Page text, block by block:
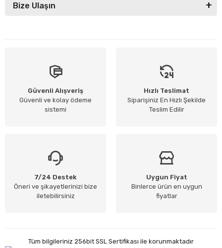
Bize Ulaşın
Güvenli Alışveriş
Güvenli ve kolay ödeme
sistemi
Hızlı Teslimat
Siparişiniz En Hızlı Şekilde
Teslim Edilir
7/24 Destek
Öneri ve şikayetlerinizi bize
iletebilirsiniz
Uygun Fiyat
Binlerce ürün en uygun
fiyatlar
Tüm bilgileriniz 256bit SSL Sertifikası ile korunmaktadır